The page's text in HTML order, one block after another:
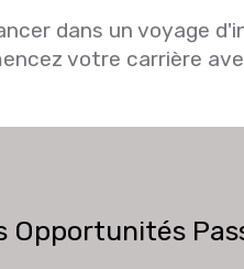
dans un voyage
votre carrière
Opportunités